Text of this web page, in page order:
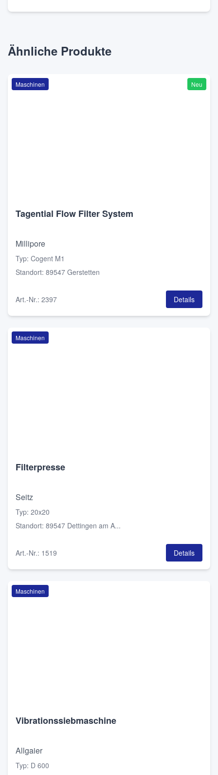
Ähnliche Produkte
Maschinen Neu
Tagential Flow Filter System
Millipore
Typ: Cogent M1
Standort: 89547 Gerstetten
Art.-Nr.: 2397 Details
Maschinen
Filterpresse
Seitz
Typ: 20x20
Standort: 89547 Dettingen am A...
Art.-Nr.: 1519 Details
Maschinen
Vibrationssiebmaschine
Allgaier
Typ: D 600